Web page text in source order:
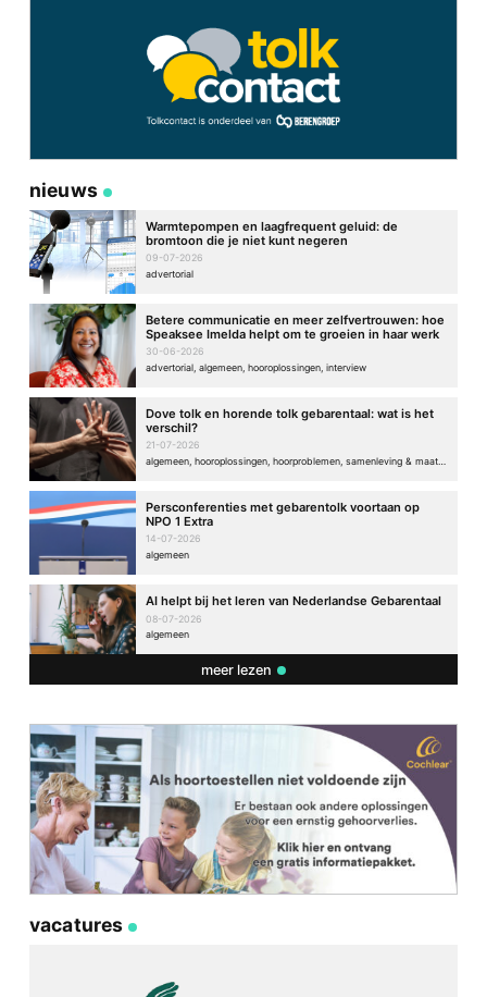
nieuws
Warmtepompen en laagfrequent geluid: de
bromtoon die je niet kunt negeren
09-07-2026
advertorial
Betere communicatie en meer zelfvertrouwen: hoe
Speaksee Imelda helpt om te groeien in haar werk
30-06-2026
advertorial, algemeen, hooroplossingen, interview
Dove tolk en horende tolk gebarentaal: wat is het
verschil?
21-07-2026
Persconferenties met gebarentolk voortaan op
NPO 1 Extra
14-07-2026
algemeen
AI helpt bij het leren van Nederlandse Gebarentaal
08-07-2026
algemeen
meer lezen
vacatures